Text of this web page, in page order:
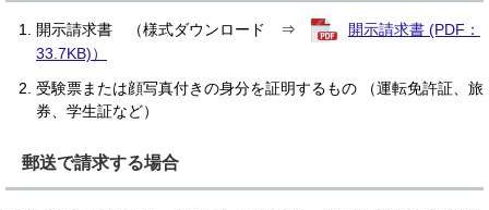
開示請求書 （様式ダウンロード ⇒
開示請求書 (PDF：
33.7KB)）
受験票または顔写真付きの身分を証明するもの （運転免許証、旅
券、学生証など）
郵送で請求する場合